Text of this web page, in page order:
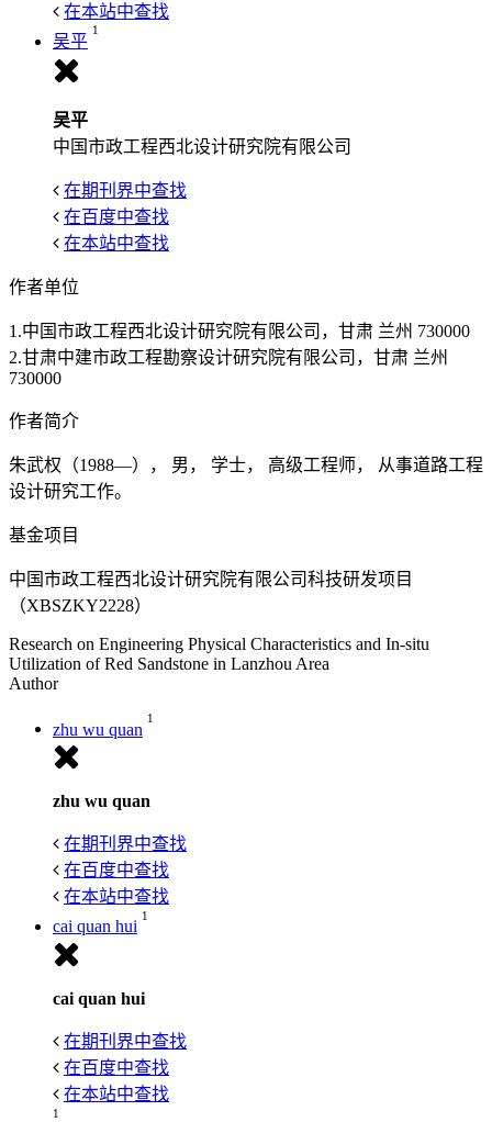
在本站中查找
吴平
1
吴平
中国市政工程西北设计研究院有限公司
在期刊界中查找
在百度中查找
在本站中查找
作者单位
1.中国市政工程西北设计研究院有限公司，甘肃 兰州 730000
2.甘肃中建市政工程勘察设计研究院有限公司，甘肃 兰州
730000
作者简介
朱武权（1988—）， 男， 学士， 高级工程师， 从事道路工程
设计研究工作。
基金项目
中国市政工程西北设计研究院有限公司科技研发项目
（XBSZKY2228）
Research on Engineering Physical Characteristics and In-situ
Utilization of Red Sandstone in Lanzhou Area
Author
zhu wu quan
1
zhu wu quan
在期刊界中查找
在百度中查找
在本站中查找
cai quan hui
1
cai quan hui
在期刊界中查找
在百度中查找
在本站中查找
1